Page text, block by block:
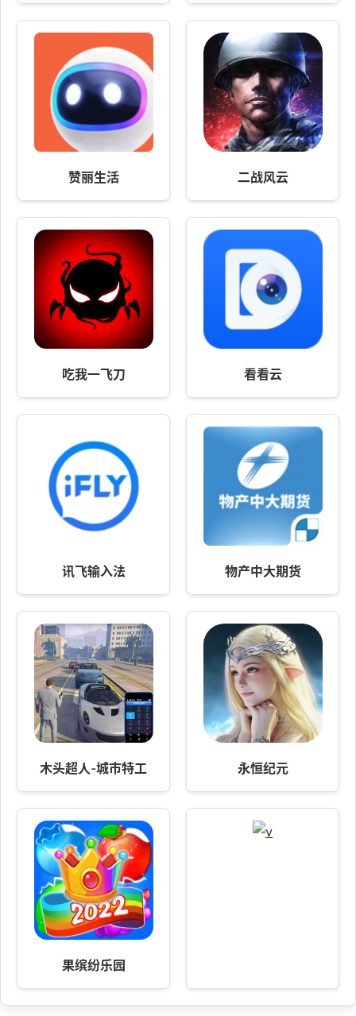
赞丽生活 二战风云
吃我一飞刀 看看云
讯飞输入法 物产中大期货
木头超人-城市特工 永恒纪元
果缤纷乐园